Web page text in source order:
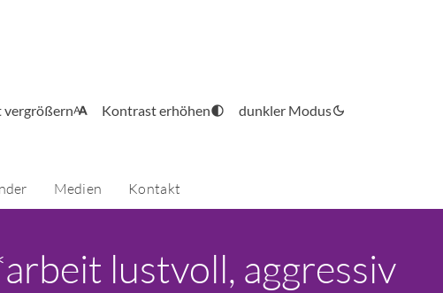
vergrößern Kontrast erhöhen dunkler Modus
Medien
Kontakt
lustvoll, aggressiv